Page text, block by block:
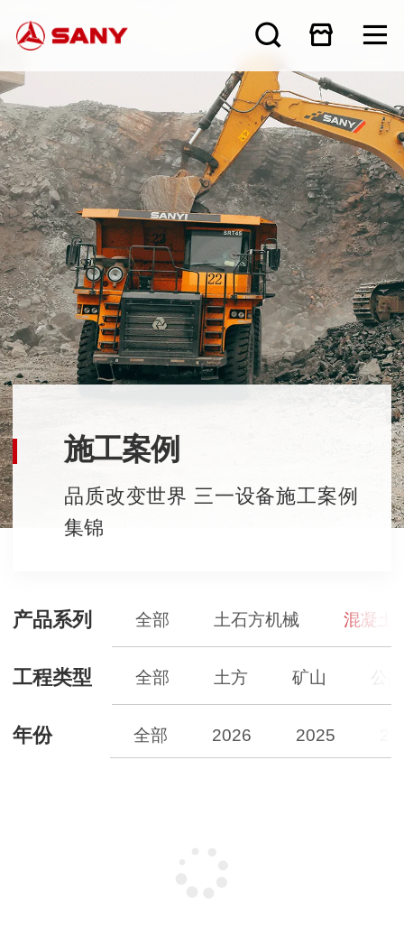
施工案例
品质改变世界 三一设备施工案例
集锦
产品系列 全部 土石方机械 混凝土
工程类型 全部 土方 矿山 公
年份 全部 2026 2025